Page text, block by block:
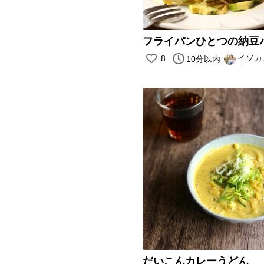
フライパンひとつの納豆
8 10分以内 イソカ
だいこんカレーうどん